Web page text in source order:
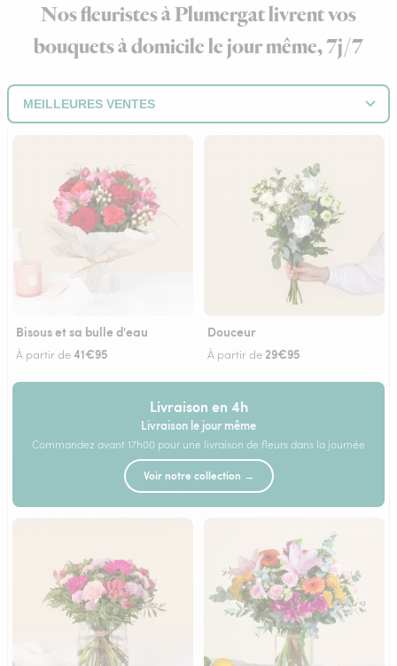
Nos fleuristes à Plumergat livrent vos
bouquets à domicile le jour même, 7j/7
Bisous et sa bulle d'eau
À partir de41€95
Douceur
À partir de 29€95
Livraison en 4h
Livraison le jour même
Commandez avant 17h00 pour une livraison de fleurs dans la journée
Voir notre collection →